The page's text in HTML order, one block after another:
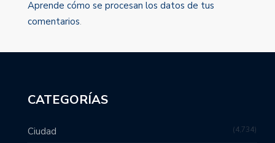
Aprende cómo se procesan los datos de tus
comentarios.
CATEGORÍAS
Ciudad 4,734